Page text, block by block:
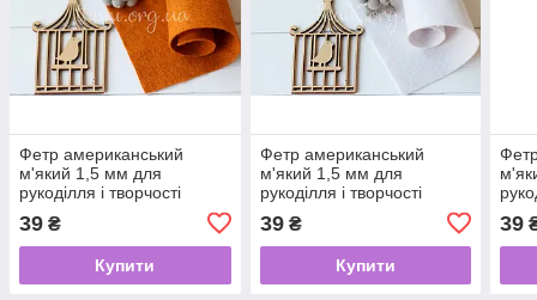
Фетр американський
м'який 1,5 мм для
рукоділля і творчості
Spice (Пряна гарбуз)
39 ₴
Купити
Фетр американський
м'який 1,5 мм для
рукоділля і творчості
22*30см 1105 Opal (Опал)
39₴
Купити
39